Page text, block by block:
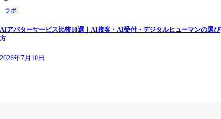
ラボ
AIアバターサービス比較10選｜AI接客・AI受付・デジタルヒューマンの選び
方
2026年7月10日